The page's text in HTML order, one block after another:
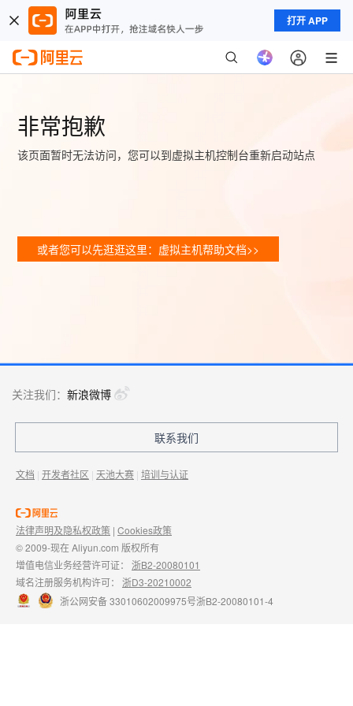
打开 APP
非常抱歉
该页面暂时无法访问，您可以到虚拟主机控制台重新启动站点
或者您可以先逛逛这里：虚拟主机帮助文档>>